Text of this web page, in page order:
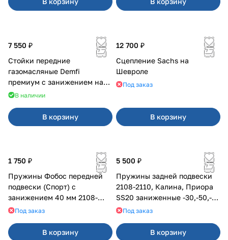
7 550 ₽
Стойки передние
газомасляные Demfi
премиум с занижением на
Калина 1119
В наличии
В корзину
12 700 ₽
Сцепление Sachs на
Шевроле
Под заказ
В корзину
1 750 ₽
Пружины Фобос передней
подвески (Спорт) с
занижением 40 мм 2108-
21099, 2113-2115
Под заказ
В корзину
5 500 ₽
Пружины задней подвески
2108-2110, Калина, Приора
SS20 заниженные -30,-50,-70
мм, с переменным шагом
Под заказ
В корзину